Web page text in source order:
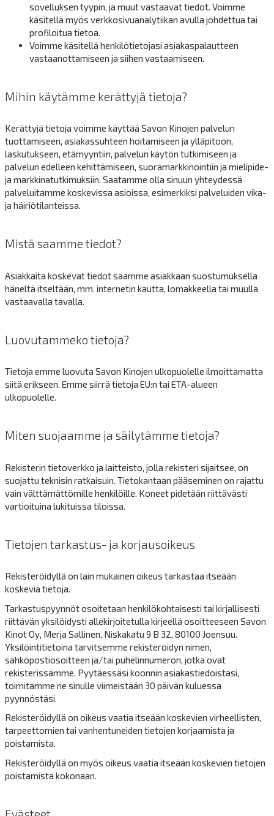
sovelluksen tyypin, ja muut vastaavat tiedot. Voimme
käsitellä myös verkkosivuanalytiikan avulla johdettua tai
profiloitua tietoa.
Voimme käsitellä henkilötietojasi asiakaspalautteen
vastaanottamiseen ja siihen vastaamiseen.
Mihin käytämme kerättyjä tietoja?
Kerättyjä tietoja voimme käyttää Savon Kinojen palvelun
tuottamiseen, asiakassuhteen hoitamiseen ja ylläpitoon,
laskutukseen, etämyyntiin, palvelun käytön tutkimiseen ja
palvelun edelleen kehittämiseen, suoramarkkinointiin ja mielipide-
ja markkinatutkimuksiin. Saatamme olla sinuun yhteydessä
palveluitamme koskevissa asioissa, esimerkiksi palveluiden vika-
ja häiriötilanteissa.
Mistä saamme tiedot?
Asiakkaita koskevat tiedot saamme asiakkaan suostumuksella
häneltä itseltään, mm. internetin kautta, lomakkeella tai muulla
vastaavalla tavalla.
Luovutammeko tietoja?
Tietoja emme luovuta Savon Kinojen ulkopuolelle ilmoittamatta
siitä erikseen. Emme siirrä tietoja EU:n tai ETA-alueen
ulkopuolelle.
Miten suojaamme ja säilytämme tietoja?
Rekisterin tietoverkko ja laitteisto, jolla rekisteri sijaitsee, on
suojattu teknisin ratkaisuin. Tietokantaan pääseminen on rajattu
vain välttämättömille henkilöille. Koneet pidetään riittävästi
vartioituina lukituissa tiloissa.
Tietojen tarkastus- ja korjausoikeus
Rekisteröidyllä on lain mukainen oikeus tarkastaa itseään
koskevia tietoja.
Tarkastuspyynnöt osoitetaan henkilökohtaisesti tai kirjallisesti
riittävän yksilöidysti allekirjoitetulla kirjeellä osoitteeseen Savon
Kinot Oy, Merja Sallinen, Niskakatu 9 B 32, 80100 Joensuu.
Yksilöintitietoina tarvitsemme rekisteröidyn nimen,
sähköpostiosoitteen ja/tai puhelinnumeron, jotka ovat
rekisterissämme. Pyytäessäsi koonnin asiakastiedoistasi,
toimitamme ne sinulle viimeistään 30 päivän kuluessa
pyynnöstäsi.
Rekisteröidyllä on oikeus vaatia itseään koskevien virheellisten,
tarpeettomien tai vanhentuneiden tietojen korjaamista ja
poistamista.
Rekisteröidyllä on myös oikeus vaatia itseään koskevien tietojen
poistamista kokonaan.